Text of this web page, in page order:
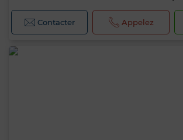
Contacter Appelez